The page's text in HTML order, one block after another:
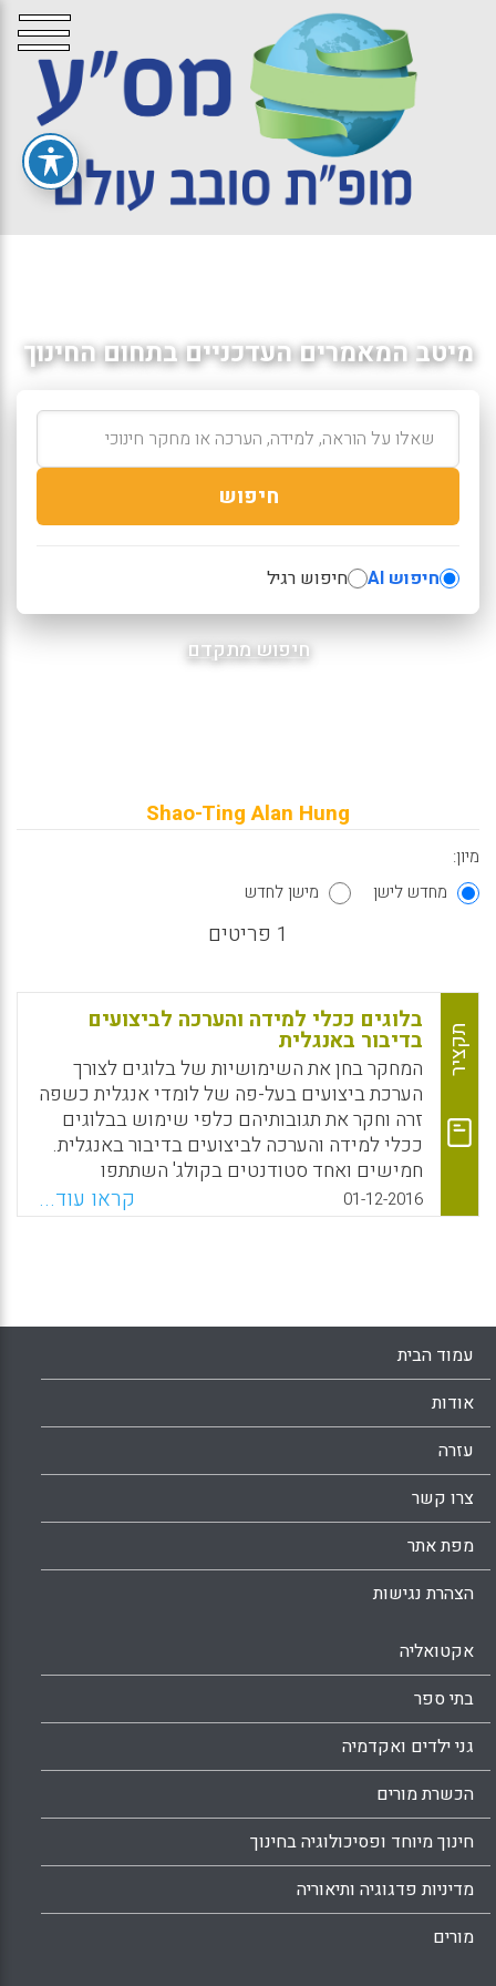
מיטב המאמרים העדכניים בתחום החינוך
חיפוש
חיפוש AI חיפוש רגיל
חיפוש מתקדם
Shao-Ting Alan Hung
מיון:
מחדש לישן
מישן לחדש
1 פריטים
תקציר
בלוגים ככלי למידה והערכה לביצועים
בדיבור באנגלית
המחקר בחן את השימושיות של בלוגים לצורך
הערכת ביצועים בעל-פה של לומדי אנגלית כשפה
זרה וחקר את תגובותיהם כלפי שימוש בבלוגים
ככלי למידה והערכה לביצועים בדיבור באנגלית.
חמישים ואחד סטודנטים בקולג' השתתפו
בפרויקט בלוגים לאורך סמסטר, וכל אחד מהם
העלה חמישה פריטי שמע לבלוג האישי שלו.
ממחצית מהמשתתפים התייחסו להתנסותם
Huang, Heng-Tsung Danny, 2016).
WhatsApp
Facebook
Email
X
01-12-2016 קראו עוד...
עמוד הבית
אודות
עזרה
צרו קשר
מפת אתר
הצהרת נגישות
אקטואליה
בתי ספר
גני ילדים ואקדמיה
הכשרת מורים
חינוך מיוחד ופסיכולוגיה בחינוך
מדיניות פדגוגיה ותיאוריה
מורים